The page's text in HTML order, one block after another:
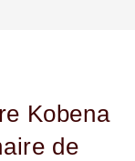
Kobena
de